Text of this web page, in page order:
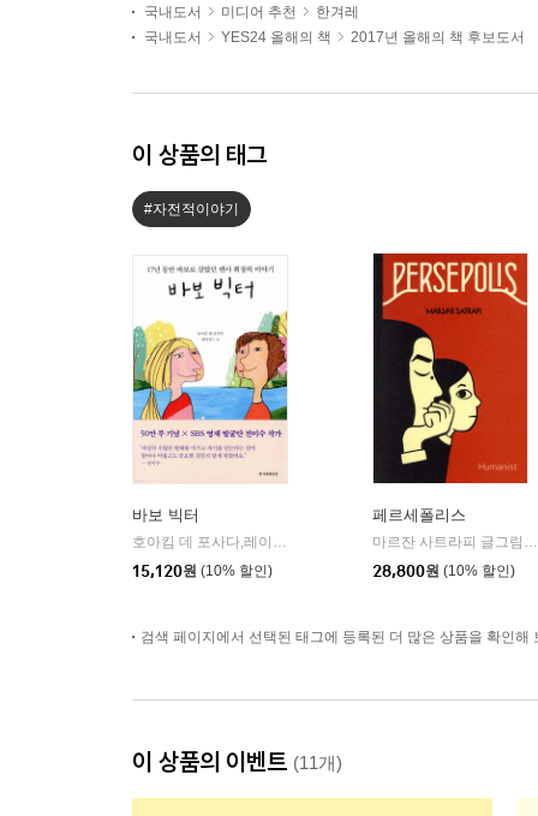
국내도서
미디어 추천
한겨레
국내도서
YES24 올해의 책 2017년 올해의 책 후보도서
이 상품의 태그
#자전적이야기
바보 빅터
호아킴 데 포사다,레이먼드 조 공저
한국경제신문사(한경비피)
15,120원 (10% 할인)
페르세폴리스
마르잔 사트라피 글그림/박언주 역
28,800원 (10% 할인)
검색 페이지에서 선택된 태그에 등록된 더 많은 상품을 확인해
이 상품의 이벤트 (11개)